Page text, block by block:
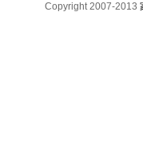
Copyright 2007-2013